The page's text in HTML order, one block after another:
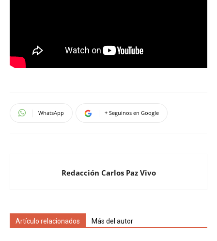
WhatsApp + Seguinos en Google
Redacción Carlos Paz Vivo
Artículo relacionados Más del autor